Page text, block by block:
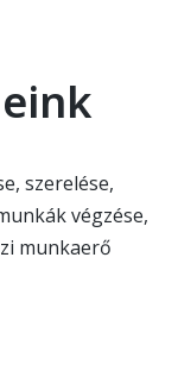
szerelése,
végzése,
munkaerő